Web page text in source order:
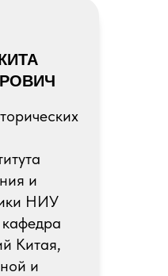
и
НИУ
Китая,
и